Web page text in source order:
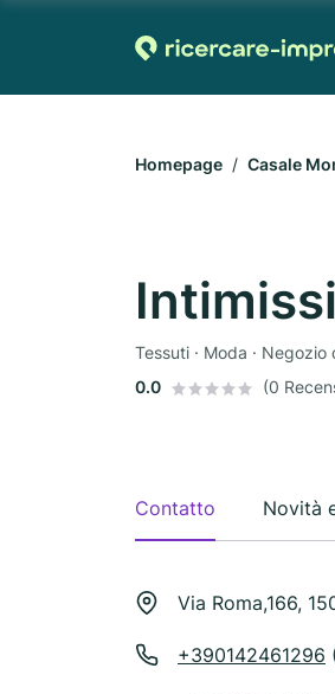
Homepage Casale
Tessuti · Moda ·
0.0
(0
Contatto Novità
Via Roma,166,
+390142461296